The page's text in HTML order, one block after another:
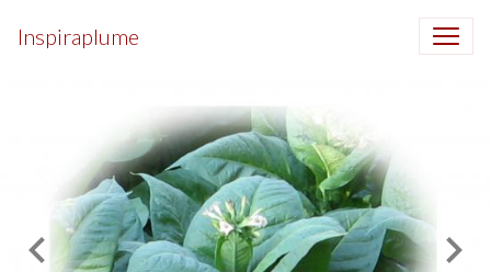
Inspiraplume